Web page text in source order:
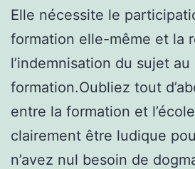
Elle nécessite le
formation elle-même et la
l’indemnisation du sujet
formation.Oubliez tout
entre la formation et
clairement être ludique
n’avez nul besoin de